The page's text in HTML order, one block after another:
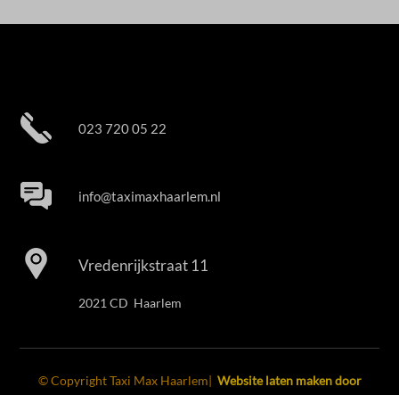
023 720 05 22
info@taximaxhaarlem.nl
Vredenrijkstraat 11
2021 CD Haarlem
© Copyright Taxi Max Haarlem| Website laten maken door